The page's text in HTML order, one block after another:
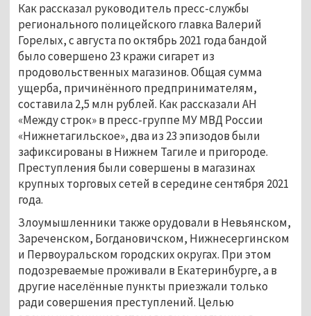
Как рассказал руководитель пресс-службы
регионального полицейского главка Валерий
Горелых, с августа по октябрь 2021 года бандой
было совершено 23 кражи сигарет из
продовольственных магазинов. Общая сумма
ущерба, причинённого предпринимателям,
составила 2,5 млн рублей. Как рассказали АН
«Между строк» в пресс-группе МУ МВД России
«Нижнетагильское», два из 23 эпизодов были
зафиксированы в Нижнем Тагиле и пригороде.
Преступления были совершены в магазинах
крупных торговых сетей в середине сентября 2021
года.
Злоумышленники также орудовали в Невьянском,
Зареченском, Богдановичском, Нижнесергинском
и Первоуральском городских округах. При этом
подозреваемые проживали в Екатеринбурге, а в
другие населённые пункты приезжали только
ради совершения преступлений. Целью